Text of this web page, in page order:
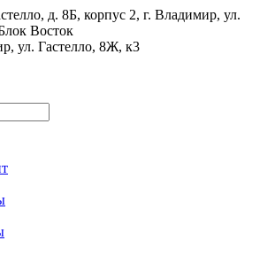
д. 8Б, корпус 2, г. Владимир, ул.
Восток
ул. Гастелло, 8Ж, к3